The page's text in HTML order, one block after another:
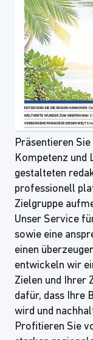
Präsentieren
Kompetenz und
gestalteten
professionell
Zielgruppe
Unser Service
sowie eine
einen
entwickeln wir
Zielen und Ihrer
dafür, dass Ihre
wird und
Profitieren Sie